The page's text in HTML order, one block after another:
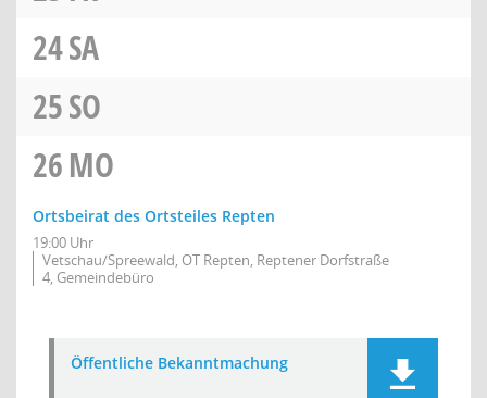
24SA
25SO
26MO
Ortsbeirat des Ortsteiles Repten
19:00 Uhr
Vetschau/Spreewald, OT Repten, Reptener Dorfstraße
4, Gemeindebüro
Öffentliche Bekanntmachung